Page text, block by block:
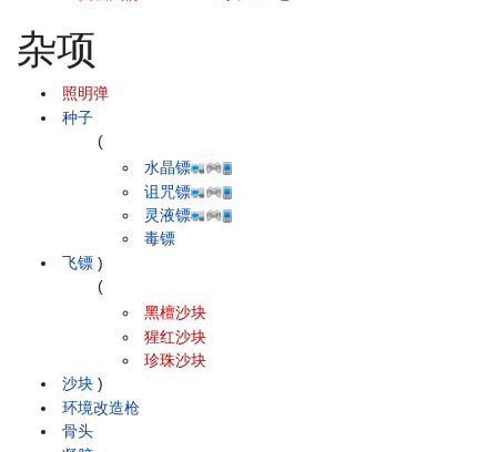
杂项
照明弹
种子
飞镖
(
水晶镖
诅咒镖
灵液镖
毒镖
)
沙块
(
黑檀沙块
猩红沙块
珍珠沙块
)
环境改造枪
骨头